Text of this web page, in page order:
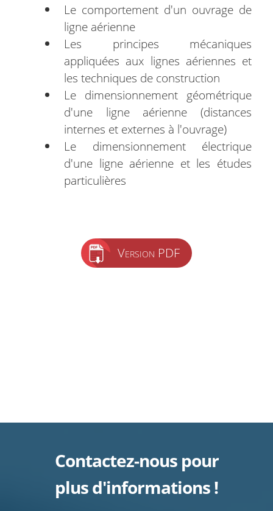
Le comportement d'un ouvrage de
ligne aérienne
Les principes mécaniques
appliquées aux lignes aériennes et
les techniques de construction
Le dimensionnement géométrique
d'une ligne aérienne (distances
internes et externes à l'ouvrage)
Le dimensionnement électrique
d'une ligne aérienne et les études
particulières
Version PDF
Contactez-nous pour
plus d'informations !